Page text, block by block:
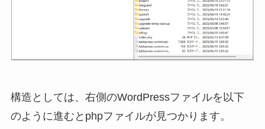
構造としては、右側のWordPressファイルを以下
のように進むとphpファイルが見つかります。